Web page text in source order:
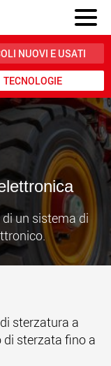
NUOVI E USATI
TECNOLOGIE
un sistema di
sterzatura a
sterzata fino a